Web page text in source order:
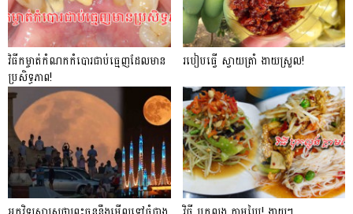
វិធីកម្ចាត់កំណកកំបោរជាប់ធ្មេញដែលមាន
ប្រសិទ្ធភាព!
របៀបធ្វើ ស្វាយត្រាំ ងាយស្រួល!